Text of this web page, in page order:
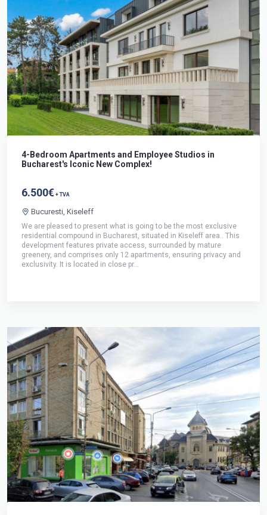
4-Bedroom Apartments and Employee Studios in
Bucharest's Iconic New Complex!
6.500€ + TVA
Bucuresti, Kiseleff
We are pleased to present what is going to be the most exclusive
residential compound in Bucharest, situated in Kiseleff area.. This
development features private access, surrounded by mature
greenery, and comprises only 12 apartments, ensuring privacy and
exclusivity. It is located in close pr...